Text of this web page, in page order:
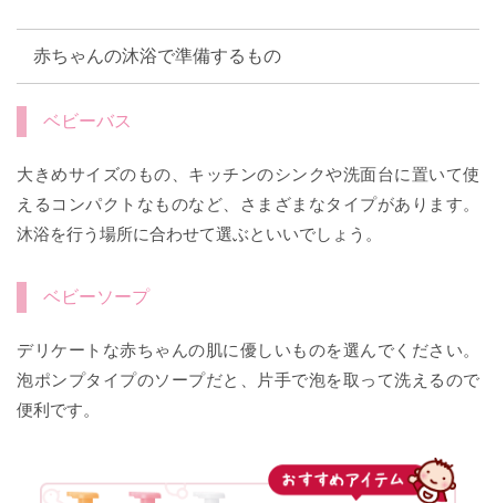
赤ちゃんの沐浴で準備するもの
ベビーバス
大きめサイズのもの、キッチンのシンクや洗面台に置いて使
えるコンパクトなものなど、さまざまなタイプがあります。
沐浴を行う場所に合わせて選ぶといいでしょう。
ベビーソープ
デリケートな赤ちゃんの肌に優しいものを選んでください。
泡ポンプタイプのソープだと、片手で泡を取って洗えるので
便利です。